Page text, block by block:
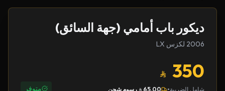
ديكور باب أمامي (جهة السائق)
2006 لكزس LX
350
شامل الضريبة 65.00 رسوم شحن متوفر